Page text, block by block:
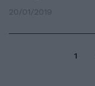
20/01/2019
1